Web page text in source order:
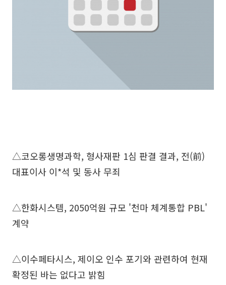
△코오롱생명과학, 형사재판 1심 판결 결과, 전(前)
대표이사 이*석 및 동사 무죄
△한화시스템, 2050억원 규모 '천마 체계통합 PBL'
계약
△이수페타시스, 제이오 인수 포기와 관련하여 현재
확정된 바는 없다고 밝힘